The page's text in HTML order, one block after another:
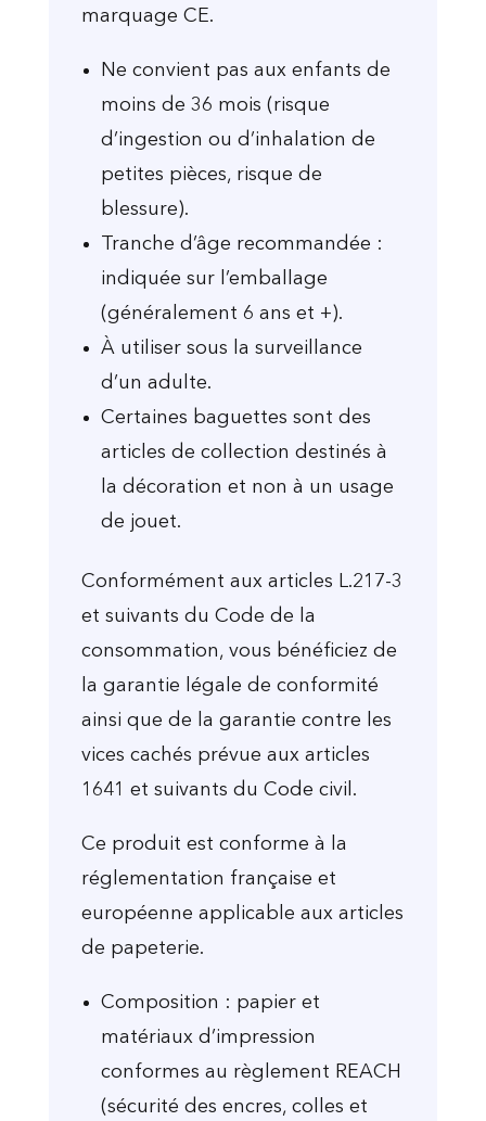
marquage CE.
Ne convient pas aux enfants de
moins de 36 mois (risque
d’ingestion ou d’inhalation de
petites pièces, risque de
blessure).
Tranche d’âge recommandée :
indiquée sur l’emballage
(généralement 6 ans et +).
À utiliser sous la surveillance
d’un adulte.
Certaines baguettes sont des
articles de collection destinés à
la décoration et non à un usage
de jouet.
Conformément aux articles L.217-3
et suivants du Code de la
consommation, vous bénéficiez de
la garantie légale de conformité
ainsi que de la garantie contre les
vices cachés prévue aux articles
1641 et suivants du Code civil.
Ce produit est conforme à la
réglementation française et
européenne applicable aux articles
de papeterie.
Composition : papier et
matériaux d’impression
conformes au règlement REACH
(sécurité des encres, colles et